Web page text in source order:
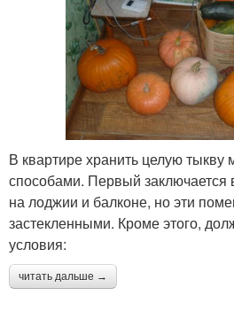
В квартире хранить целую
способами. Первый
на лоджии и балконе, но эти
застекленными. Кроме этого,
условия:
читать дальше →